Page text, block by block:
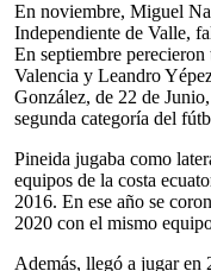
En noviembre, Miguel
Independiente de Valle,
En septiembre
Valencia y Leandro
González, de 22 de
segunda categoría del
Pineida jugaba como
equipos de la costa
2016. En ese año se
2020 con el mismo
Además, llegó a jugar en